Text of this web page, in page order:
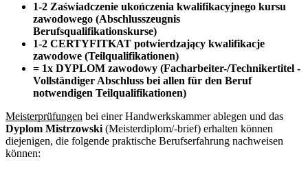
1-2 Zaświadczenie ukończenia kwalifikacyjnego kursu
zawodowego (Abschlusszeugnis
Berufsqualifikationskurse)
1-2 CERTYFITKAT potwierdzający kwalifikacje
zawodowe (Teilqualifikationen)
= 1x DYPLOM zawodowy (Facharbeiter-/Technikertitel -
Vollständiger Abschluss bei allen für den Beruf
notwendigen Teilqualifikationen)
Meisterprüfungen bei einer Handwerkskammer ablegen und das
Dyplom Mistrzowski (Meisterdiplom/-brief) erhalten können
diejenigen, die folgende praktische Berufserfahrung nachweisen
können: